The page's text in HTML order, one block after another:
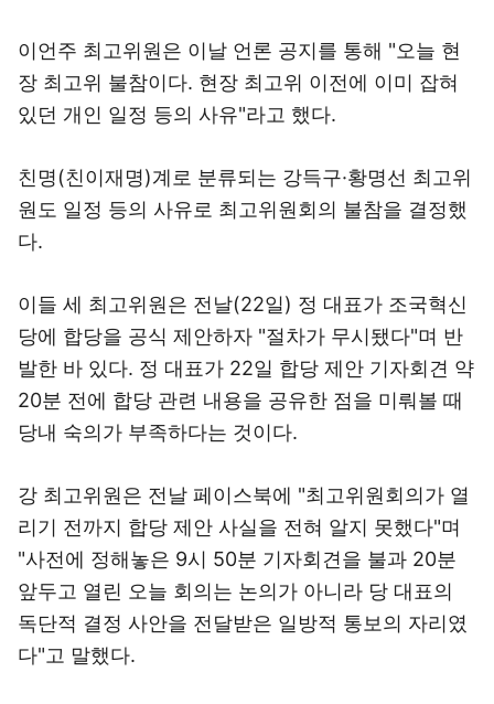
이언주 최고위원은 이날 언론 공지를 통해 "오늘 현
장 최고위 불참이다. 현장 최고위 이전에 이미 잡혀
있던 개인 일정 등의 사유"라고 했다.
친명(친이재명)계로 분류되는 강득구·황명선 최고위
원도 일정 등의 사유로 최고위원회의 불참을 결정했
다.
이들 세 최고위원은 전날(22일) 정 대표가 조국혁신
당에 합당을 공식 제안하자 "절차가 무시됐다"며 반
발한 바 있다. 정 대표가 22일 합당 제안 기자회견 약
20분 전에 합당 관련 내용을 공유한 점을 미뤄볼 때
당내 숙의가 부족하다는 것이다.
강 최고위원은 전날 페이스북에 "최고위원회의가 열
리기 전까지 합당 제안 사실을 전혀 알지 못했다"며
"사전에 정해놓은 9시 50분 기자회견을 불과 20분
앞두고 열린 오늘 회의는 논의가 아니라 당 대표의
독단적 결정 사안을 전달받은 일방적 통보의 자리였
다"고 말했다.